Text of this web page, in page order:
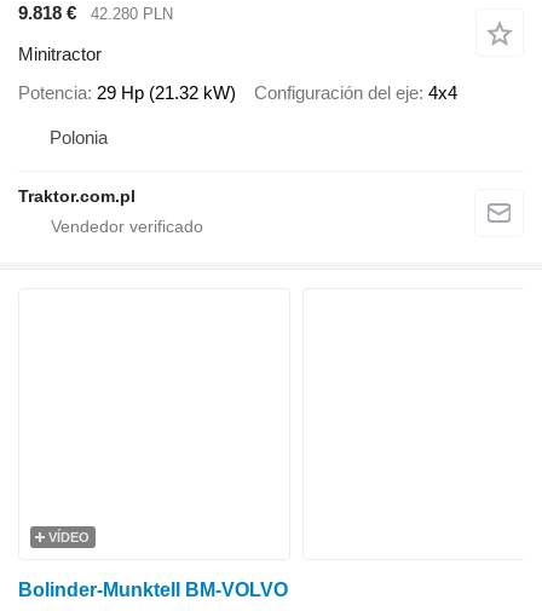
9.818 €
42.280 PLN
Minitractor
Potencia 29 Hp (21.32 kW) Configuración del eje 4x4
Polonia
Traktor.com.pl
VÍDEO
Bolinder-Munktell BM-VOLVO